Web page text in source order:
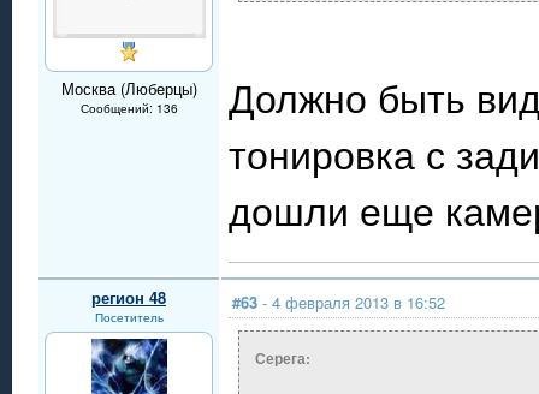
Москва (Люберцы)
Сообщений: 136
Должно быть
тонировка с
дошли еще
регион 48
Посетитель
#63 - 4 февраля 2013 в 16:52
Серега: